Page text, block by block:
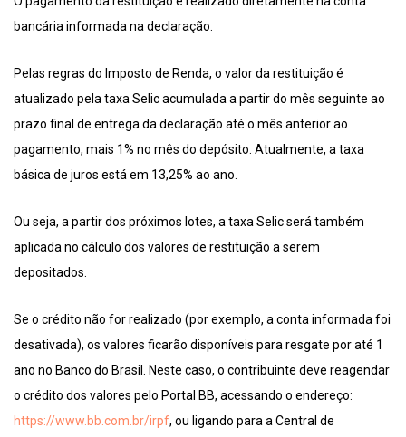
bancária informada na declaração.
Pelas regras do Imposto de Renda, o valor da restituição é
atualizado pela taxa Selic acumulada a partir do mês seguinte ao
prazo final de entrega da declaração até o mês anterior ao
pagamento, mais 1% no mês do depósito. Atualmente, a taxa
básica de juros está em 13,25% ao ano.
Ou seja, a partir dos próximos lotes, a taxa Selic será também
aplicada no cálculo dos valores de restituição a serem
depositados.
Se o crédito não for realizado (por exemplo, a conta informada foi
desativada), os valores ficarão disponíveis para resgate por até 1
ano no Banco do Brasil. Neste caso, o contribuinte deve reagendar
o crédito dos valores pelo Portal BB, acessando o endereço:
https://www.bb.com.br/irpf, ou ligando para a Central de